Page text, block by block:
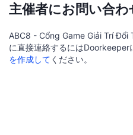
主催者にお問い合わ
ABC8 - Cổng Game Giải Trí
に直接連絡するにはDoorkeeper
を作成して ください。